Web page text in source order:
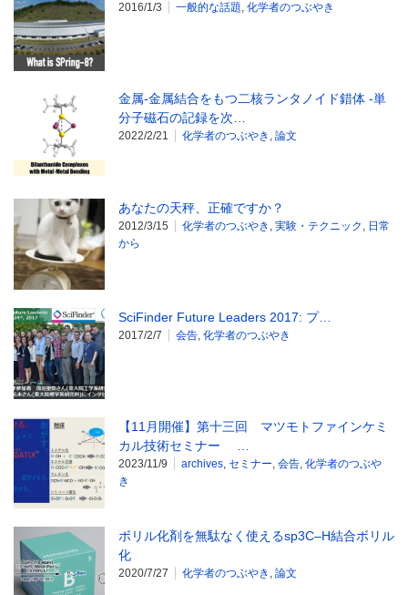
2016/1/3 一般的な話題, 化学者のつぶやき
金属-金属結合をもつ二核ランタノイド錯体 -単
分子磁石の記録を次…
2022/2/21 化学者のつぶやき , 論文
あなたの天秤、正確ですか？
2012/3/15 化学者のつぶやき , 実験・テクニック , 日常
から
SciFinder Future Leaders 2017: プ…
2017/2/7 会告, 化学者のつぶやき
【11月開催】第十三回 マツモトファインケミ
カル技術セミナー …
2023/11/9 archives, セミナー, 会告, 化学者のつぶや
き
ボリル化剤を無駄なく使えるsp3C–H結合ボリル
化
2020/7/27 化学者のつぶやき , 論文